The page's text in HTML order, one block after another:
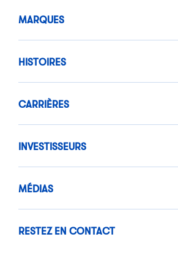
MARQUES
HISTOIRES
CARRIÈRES
INVESTISSEURS
MÉDIAS
RESTEZ EN CONTACT